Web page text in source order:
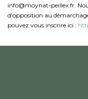
info@moynat-peillex.fr.
d'opposition au
pouvez vous inscrire ici :